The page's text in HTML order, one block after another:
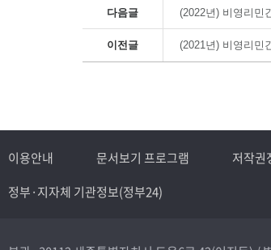
다음글 (2022년) 비영리민
이전글 (2021년) 비영리민
이용안내 문서보기 프로그램 저작권
정부·지자체 기관정보(정부24)